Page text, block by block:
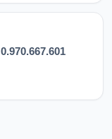
0.970.667.601